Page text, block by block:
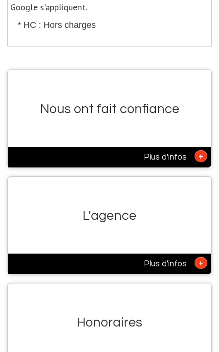
Google s'appliquent.
* HC : Hors charges
Nous ont fait confiance
Plus d'infos +
L'agence
Plus d'infos +
Honoraires